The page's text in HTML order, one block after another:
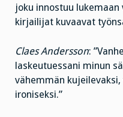
joku innostuu
kirjailijat kuvaavat
Claes Andersson:
laskeutuessani minun
vähemmän
ironiseksi.”